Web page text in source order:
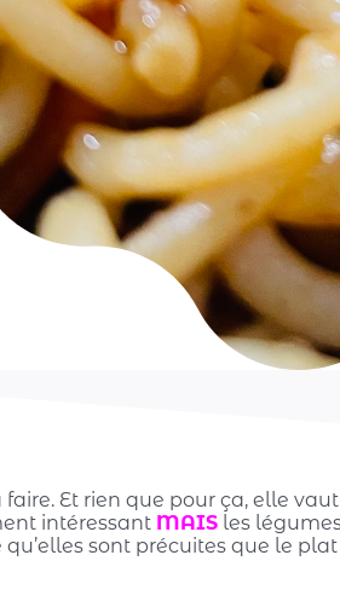
Et rien que pour ça, elle vaut
intéressant MAIS les
sont précuites que le